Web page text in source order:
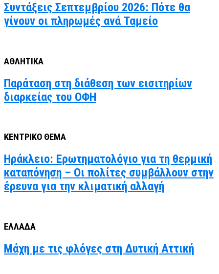
Συντάξεις Σεπτεμβρίου 2026: Πότε θα
γίνουν οι πληρωμές ανά Ταμείο
ΑΘΛΗΤΙΚΑ
Παράταση στη διάθεση των εισιτηρίων
διαρκείας του ΟΦΗ
ΚΕΝΤΡΙΚΟ ΘΕΜΑ
Ηράκλειο: Ερωτηματολόγιο για τη θερμική
καταπόνηση – Οι πολίτες συμβάλλουν στην
έρευνα για την κλιματική αλλαγή
ΕΛΛΑΔΑ
Μάχη με τις φλόγες στη Δυτική Αττική